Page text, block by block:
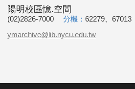
陽明校區憶.空間
(02)2826-7000 分機： 62279、67013
ymarchive@lib.nycu.edu.tw